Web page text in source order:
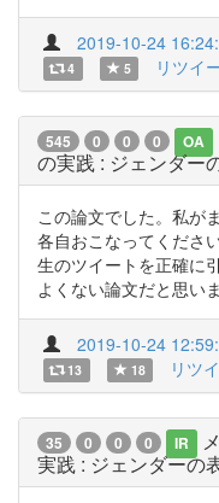
2019-10-24
4 5 リツイ
545 0 0 0 OA
の実践 : ジェンダー
この論文でした。私が
各自おこなってくださ
生のツイートを正確に
よくない論文だと思い
2019-10-24
13 18 リツ
35 0 0 0 IR
実践 : ジェンダーの